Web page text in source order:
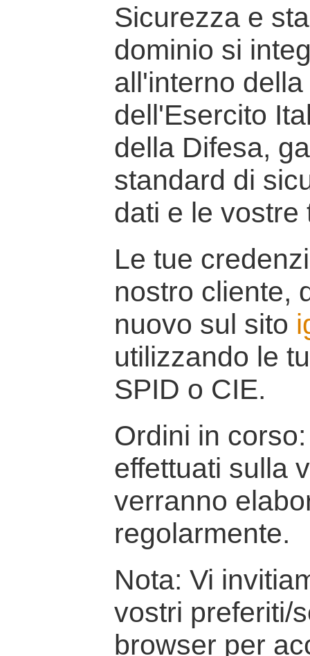
Sicurezza e
dominio si
all'interno
dell'Esercito
della Difesa,
standard di
dati e le vostre
Le tue
nostro cliente,
nuovo sul sito
utilizzando le
SPID o CIE.
Ordini in
effettuati sulla
verranno
regolarmente.
Nota: Vi
vostri preferiti/
browser per